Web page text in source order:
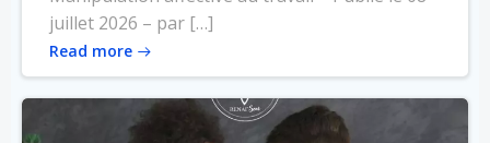
juillet 2026 – par […]
Read more